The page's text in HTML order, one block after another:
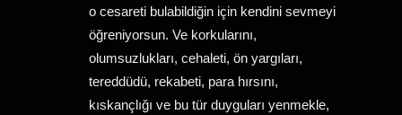
o cesareti bulabildiğin için kendini sevmeyi
öğreniyorsun. Ve korkularını,
olumsuzlukları, cehaleti, ön yargıları,
tereddüdü, rekabeti, para hırsını,
kıskançlığı ve bu tür duyguları yenmekle,